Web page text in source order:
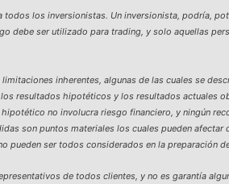
los inversionistas. Un inversionista, podría,
debe ser utilizado para trading, y solo aquellas
inherentes, algunas de las cuales se
resultados hipotéticos y los resultados
no involucra riesgo financiero, y ningún
son puntos materiales los cuales pueden
pueden ser todos considerados en la
de todos clientes, y no es garantía